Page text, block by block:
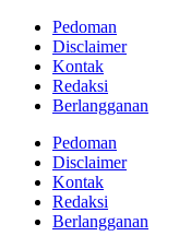
Pedoman
Disclaimer
Kontak
Redaksi
Berlangganan
Pedoman
Disclaimer
Kontak
Redaksi
Berlangganan